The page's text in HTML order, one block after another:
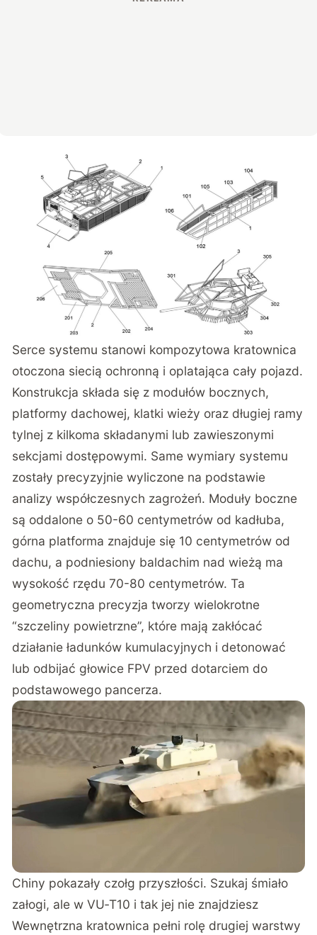
Serce systemu stanowi kompozytowa kratownica
otoczona siecią ochronną i oplatająca cały pojazd.
Konstrukcja składa się z modułów bocznych,
platformy dachowej, klatki wieży oraz długiej ramy
tylnej z kilkoma składanymi lub zawieszonymi
sekcjami dostępowymi. Same wymiary systemu
zostały precyzyjnie wyliczone na podstawie
analizy współczesnych zagrożeń. Moduły boczne
są oddalone o 50-60 centymetrów od kadłuba,
górna platforma znajduje się 10 centymetrów od
dachu, a podniesiony baldachim nad wieżą ma
wysokość rzędu 70-80 centymetrów. Ta
geometryczna precyzja tworzy wielokrotne
“szczeliny powietrzne”, które mają zakłócać
działanie ładunków kumulacyjnych i detonować
lub odbijać głowice FPV przed dotarciem do
podstawowego pancerza.
Chiny pokazały czołg przyszłości. Szukaj śmiało
załogi, ale w VU‑T10 i tak jej nie znajdziesz
Wewnętrzna kratownica pełni rolę drugiej warstwy